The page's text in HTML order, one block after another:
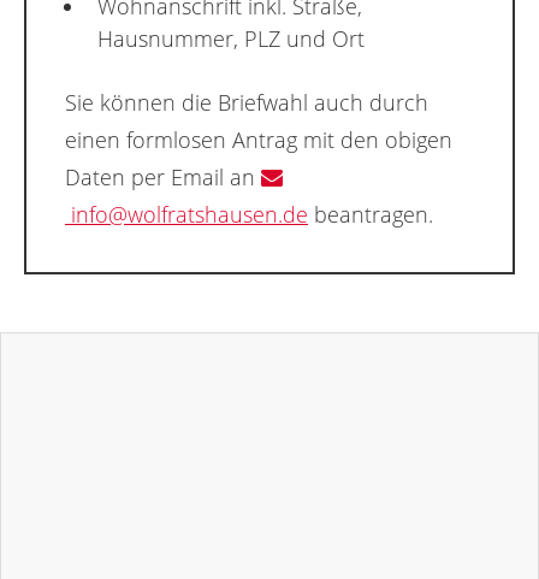
Wohnanschrift inkl. Straße,
Hausnummer, PLZ und Ort
Sie können die Briefwahl auch durch
einen formlosen Antrag mit den obigen
Daten per Email an
info@wolfratshausen.de beantragen.